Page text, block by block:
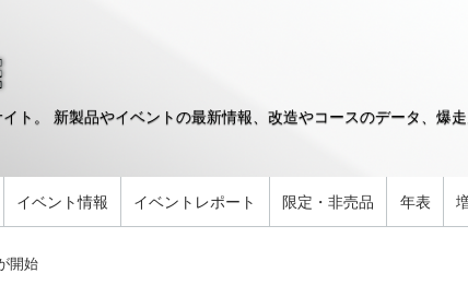
ト。 新製品やイベントの最新情報、改造やコースのデータ、爆
イベント情報 イベントレポート 限定・非売品 年表
開始